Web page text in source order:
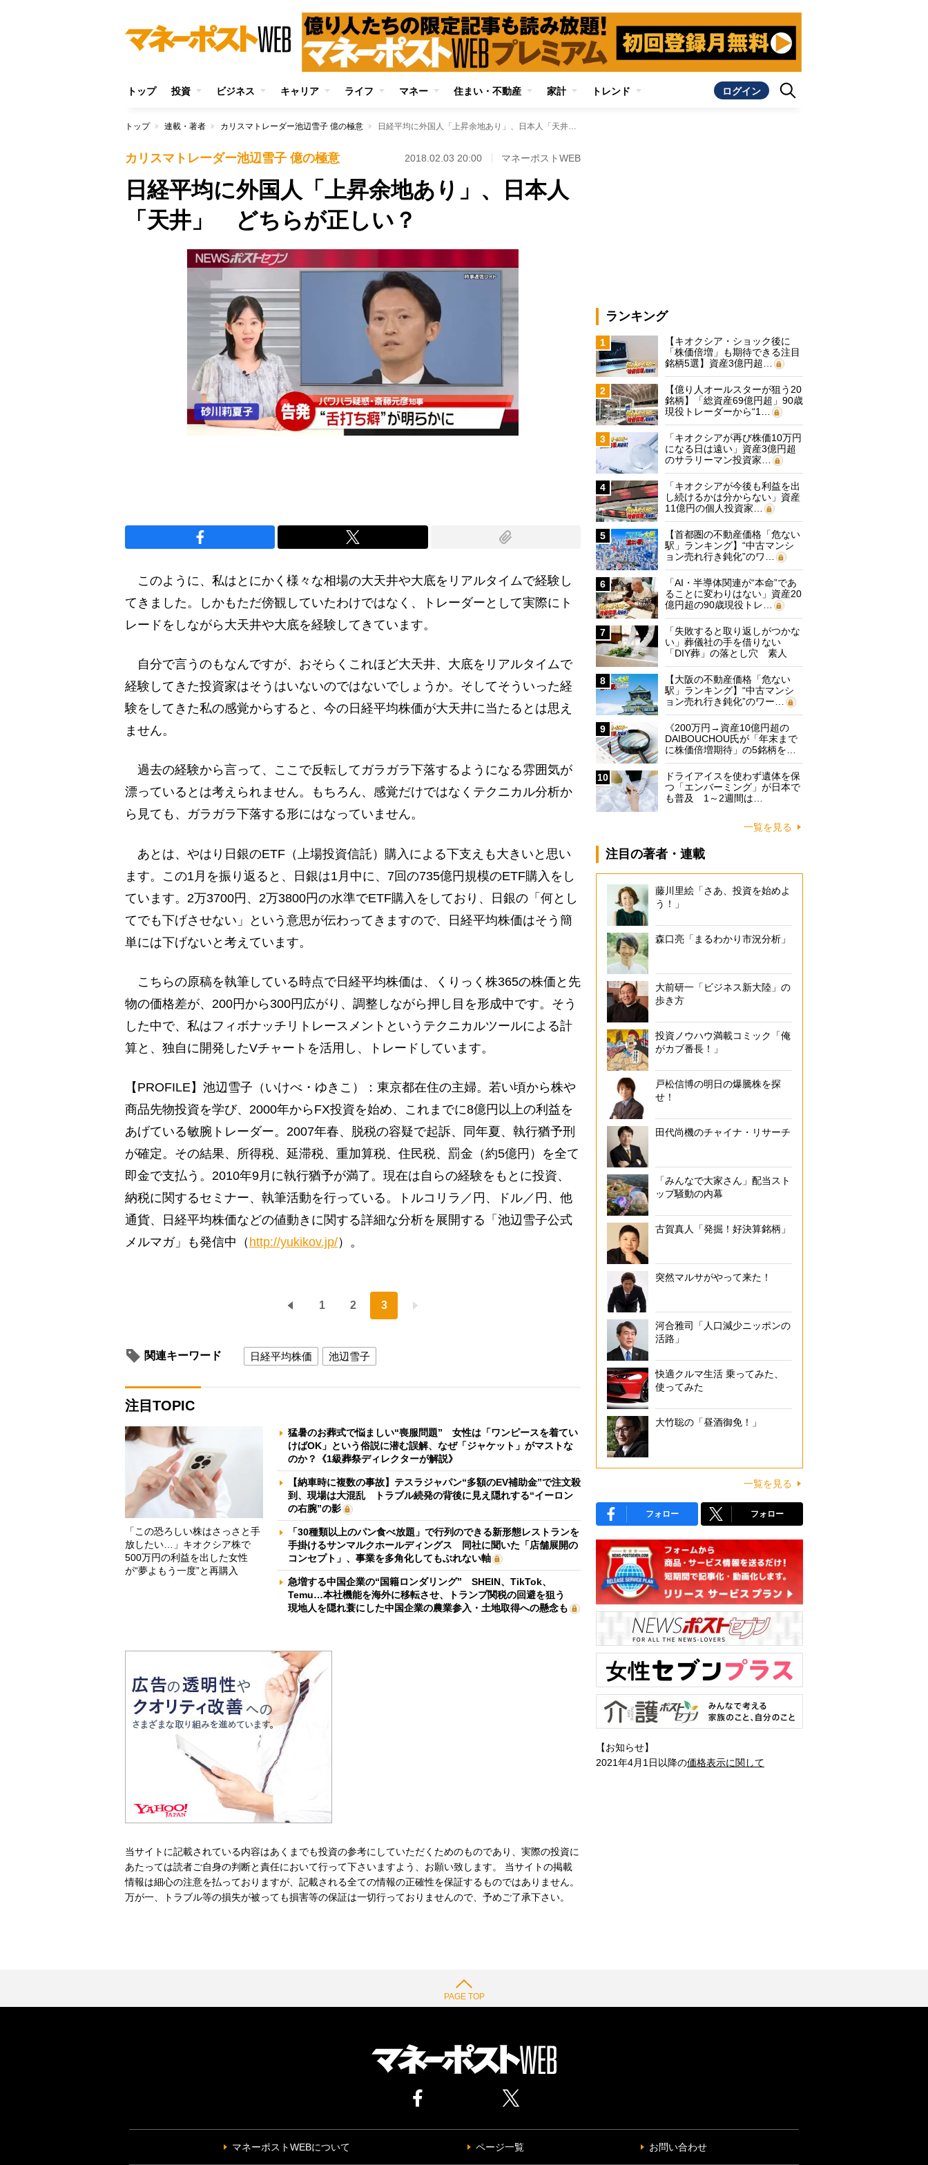
トップ 投資 ビジネス キャリア ライフ マネー 住まい・不動産 家計 トレンド ログイン
トップ 連載・著者 カリスマトレーダー池辺雪子 億の極意 日経平均に外国人「上昇余地あり」、日本人「天井」 どちらが正しい？
カリスマトレーダー池辺雪子 億の極意 2018.02.03 20:00 マネーポストWEB
日経平均に外国人「上昇余地あり」、日本人
「天井」 どちらが正しい？
このように、私はとにかく様々な相場の大天井や大底をリアルタイムで経験し
てきました。しかもただ傍観していたわけではなく、トレーダーとして実際にト
レードをしながら大天井や大底を経験してきています。
自分で言うのもなんですが、おそらくこれほど大天井、大底をリアルタイムで
経験してきた投資家はそうはいないのではないでしょうか。そしてそういった経
験をしてきた私の感覚からすると、今の日経平均株価が大天井に当たるとは思え
ません。
過去の経験から言って、ここで反転してガラガラ下落するようになる雰囲気が
漂っているとは考えられません。もちろん、感覚だけではなくテクニカル分析か
ら見ても、ガラガラ下落する形にはなっていません。
あとは、やはり日銀のETF（上場投資信託）購入による下支えも大きいと思い
ます。この1月を振り返ると、日銀は1月中に、7回の735億円規模のETF購入をし
ています。2万3700円、2万3800円の水準でETF購入をしており、日銀の「何とし
てでも下げさせない」という意思が伝わってきますので、日経平均株価はそう簡
単には下げないと考えています。
こちらの原稿を執筆している時点で日経平均株価は、くりっく株365の株価と先
物の価格差が、200円から300円広がり、調整しながら押し目を形成中です。そう
した中で、私はフィボナッチリトレースメントというテクニカルツールによる計
算と、独自に開発したVチャートを活用し、トレードしています。
【PROFILE】池辺雪子（いけべ・ゆきこ）：東京都在住の主婦。若い頃から株や
商品先物投資を学び、2000年からFX投資を始め、これまでに8億円以上の利益を
あげている敏腕トレーダー。2007年春、脱税の容疑で起訴、同年夏、執行猶予刑
が確定。その結果、所得税、延滞税、重加算税、住民税、罰金（約5億円）を全て
即金で支払う。2010年9月に執行猶予が満了。現在は自らの経験をもとに投資、
納税に関するセミナー、執筆活動を行っている。トルコリラ／円、ドル／円、他
通貨、日経平均株価などの値動きに関する詳細な分析を展開する「池辺雪子公式
メルマガ」も発信中（ http://yukikov.jp/）。
1 2 3
関連キーワード 日経平均株価 池辺雪子
注目TOPIC
「この恐ろしい株はさっさと手
放したい…」キオクシア株で
500万円の利益を出した女性
が“夢よもう一度”と再購入
猛暑のお葬式で悩ましい“喪服問題” 女性は「ワンピースを着てい
けばOK」という俗説に潜む誤解、なぜ「ジャケット」がマストな
のか？《1級葬祭ディレクターが解説》
【納車時に複数の事故】テスラジャパン“多額のEV補助金”で注文殺
到、現場は大混乱 トラブル続発の背後に見え隠れする“イーロン
の右腕”の影
「30種類以上のパン食べ放題」で行列のできる新形態レストランを
手掛けるサンマルクホールディングス 同社に聞いた「店舗展開の
コンセプト」、事業を多角化してもぶれない軸
急増する中国企業の“国籍ロンダリング” SHEIN、TikTok、
Temu…本社機能を海外に移転させ、トランプ関税の回避を狙う
現地人を隠れ蓑にした中国企業の農業参入・土地取得への懸念も
当サイトに記載されている内容はあくまでも投資の参考にしていただくためのものであり、実際の投資に
あたっては読者ご自身の判断と責任において行って下さいますよう、お願い致します。 当サイトの掲載
情報は細心の注意を払っておりますが、記載される全ての情報の正確性を保証するものではありません。
万が一、トラブル等の損失が被っても損害等の保証は一切行っておりませんので、予めご了承下さい。
ランキング
1
【キオクシア・ショック後に
「株価倍増」も期待できる注目
銘柄5選】資産3億円超…
2
【億り人オールスターが狙う20
銘柄】「総資産69億円超」90歳
現役トレーダーから“1…
3
「キオクシアが再び株価10万円
になる日は遠い」資産3億円超
のサラリーマン投資家…
4
「キオクシアが今後も利益を出
し続けるかは分からない」資産
11億円の個人投資家…
5
【首都圏の不動産価格「危ない
駅」ランキング】“中古マンシ
ョン売れ行き鈍化”のワ…
6
「AI・半導体関連が“本命”であ
ることに変わりはない」資産20
億円超の90歳現役トレ…
7
「失敗すると取り返しがつかな
い」葬儀社の手を借りない
「DIY葬」の落とし穴 素人
に…
8
【大阪の不動産価格「危ない
駅」ランキング】“中古マンシ
ョン売れ行き鈍化”のワー…
9
《200万円→資産10億円超の
DAIBOUCHOU氏が「年末まで
に株価倍増期待」の5銘柄を…
10
ドライアイスを使わず遺体を保
つ「エンバーミング」が日本で
も普及 1～2週間は…
一覧を見る
注目の著者・連載
藤川里絵「さあ、投資を始めよ
う！」
森口亮「まるわかり市況分析」
大前研一「ビジネス新大陸」の
歩き方
投資ノウハウ満載コミック「俺
がカブ番長！」
戸松信博の明日の爆騰株を探
せ！
田代尚機のチャイナ・リサーチ
「みんなで大家さん」配当スト
ップ騒動の内幕
古賀真人「発掘！好決算銘柄」
突然マルサがやって来た！
河合雅司「人口減少ニッポンの
活路」
快適クルマ生活 乗ってみた、
使ってみた
大竹聡の「昼酒御免！」
一覧を見る
フォロー フォロー
【お知らせ】
2021年4月1日以降の価格表示に関して
PAGE TOP
マネーポストWEBについて ページ一覧 お問い合わせ